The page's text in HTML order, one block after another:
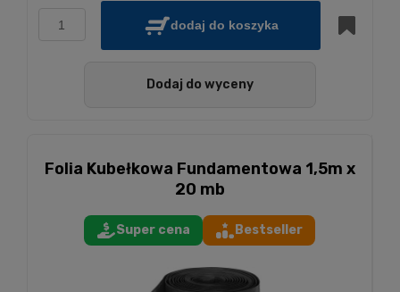
dodaj do koszyka
Dodaj do wyceny
Folia Kubełkowa Fundamentowa 1,5m x
20 mb
Super cena Bestseller